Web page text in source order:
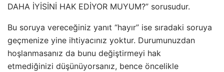
DAHA İYİSİNİ HAK EDİYOR MUYUM?” sorusudur.
Bu soruya vereceğiniz yanıt “hayır” ise sıradaki soruya
geçmenize yine ihtiyacınız yoktur. Durumunuzdan
hoşlanmasanız da bunu değiştirmeyi hak
etmediğinizi düşünüyorsanız, bence öncelikle